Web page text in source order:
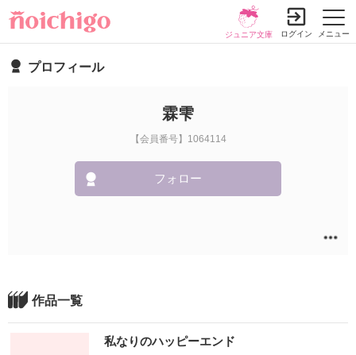
メニュー
ジュニア文庫 ログイン
プロフィール
霖雫
【会員番号】1064114
フォロー
作品一覧
私なりのハッピーエンド